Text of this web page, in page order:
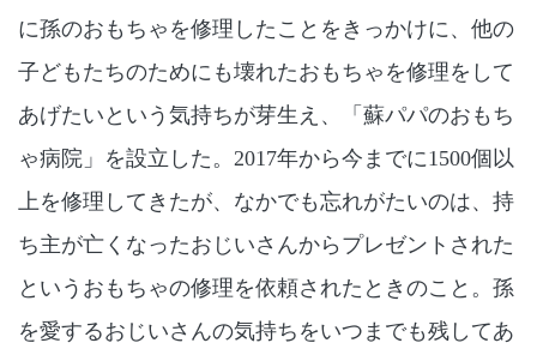
に孫のおもちゃを修理したことをきっかけに、他の
子どもたちのためにも壊れたおもちゃを修理をして
あげたいという気持ちが芽生え、「蘇パパのおもち
ゃ病院」を設立した。 2017年から今までに1500個以
上を修理してきたが、なかでも忘れがたいのは、持
ち主が亡くなったおじいさんからプレゼントされた
というおもちゃの修理を依頼されたときのこと。孫
を愛するおじいさんの気持ちをいつまでも残してあ